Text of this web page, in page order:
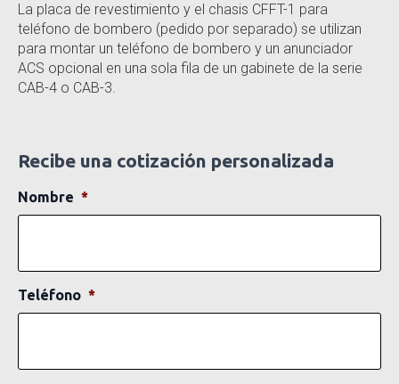
La placa de revestimiento y el chasis CFFT-1 para
teléfono de bombero (pedido por separado) se utilizan
para montar un teléfono de bombero y un anunciador
ACS opcional en una sola fila de un gabinete de la serie
CAB-4 o CAB-3.
Recibe una cotización personalizada
Nombre *
Teléfono *